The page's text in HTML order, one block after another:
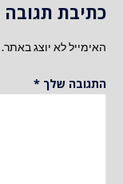
כתיבת תגובה
האימייל לא יוצג באתר.
התגובה שלך *